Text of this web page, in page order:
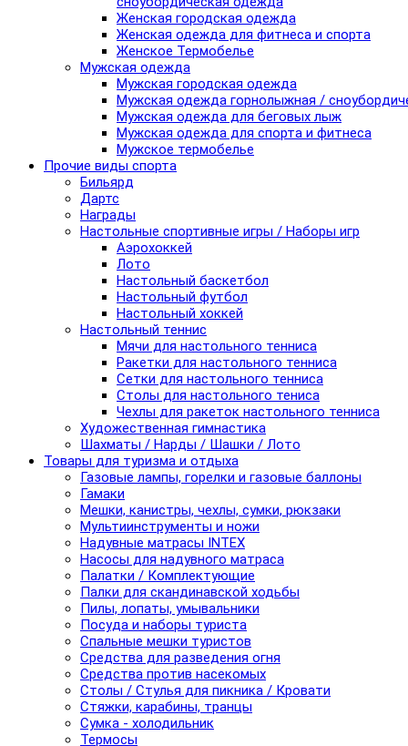
Женская городская одежда
Женская одежда для фитнеса и спорта
Женское Термобелье
Мужская одежда
Мужская городская одежда
Мужская одежда горнолыжная /
Мужская одежда для беговых лыж
Мужская одежда для спорта и фитнеса
Мужское термобелье
Прочие виды спорта
Бильярд
Дартс
Награды
Настольные спортивные игры / Наборы игр
Аэрохоккей
Лото
Настольный баскетбол
Настольный футбол
Настольный хоккей
Настольный теннис
Мячи для настольного тенниса
Ракетки для настольного тенниса
Сетки для настольного тенниса
Столы для настольного тениса
Чехлы для ракеток настольного тенниса
Художественная гимнастика
Шахматы / Нарды / Шашки / Лото
Товары для туризма и отдыха
Газовые лампы, горелки и газовые баллоны
Гамаки
Мешки, канистры, чехлы, сумки, рюкзаки
Мультиинструменты и ножи
Надувные матрасы INTEX
Насосы для надувного матраса
Палатки / Комплектующие
Палки для скандинавской ходьбы
Пилы, лопаты, умывальники
Посуда и наборы туриста
Спальные мешки туристов
Средства для разведения огня
Средства против насекомых
Столы / Стулья для пикника / Кровати
Стяжки, карабины, транцы
Сумка - холодильник
Термосы